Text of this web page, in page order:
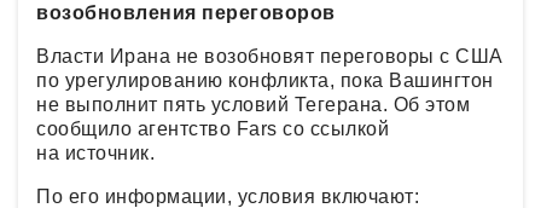
возобновления переговоров
Власти Ирана не возобновят переговоры с США
по урегулированию конфликта, пока Вашингтон
не выполнит пять условий Тегерана. Об этом
сообщило агентство Fars со ссылкой
на источник.
По его информации, условия включают: